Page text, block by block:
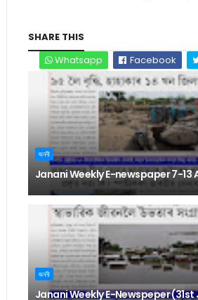
SHARE THIS
Whatsapp
Facebook
জননী
Janani Weekly E-newspaper 7-13
জননী
Janani Weekly E-Newspeper